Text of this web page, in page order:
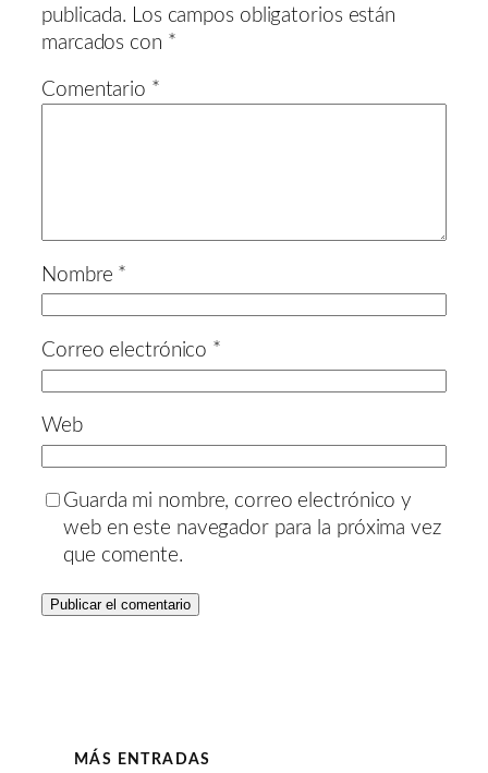
publicada. Los campos obligatorios están
marcados con *
Comentario *
Nombre *
Correo electrónico *
Web
Guarda mi nombre, correo electrónico y
web en este navegador para la próxima vez
que comente.
MÁS ENTRADAS